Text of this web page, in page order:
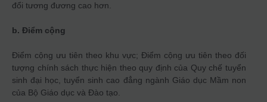
đổi tương đương cao hơn.
b. Điểm cộng
Điểm cộng ưu tiên theo khu vực; Điểm cộng ưu tiên theo đối
tượng chính sách thực hiện theo quy định của Quy chế tuyển
sinh đại học, tuyển sinh cao đẳng ngành Giáo dục Mầm non
của Bộ Giáo dục và Đào tạo.